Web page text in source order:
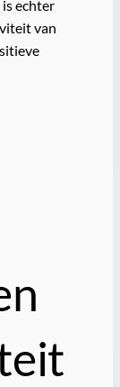
echter
van